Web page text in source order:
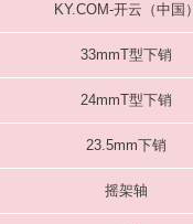
KY.COM-开云（中国）
33mmT型下销
24mmT型下销
23.5mm下销
摇架轴